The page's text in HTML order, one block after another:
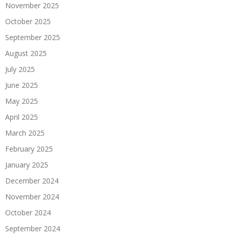
November 2025
October 2025
September 2025
August 2025
July 2025
June 2025
May 2025
April 2025
March 2025
February 2025
January 2025
December 2024
November 2024
October 2024
September 2024